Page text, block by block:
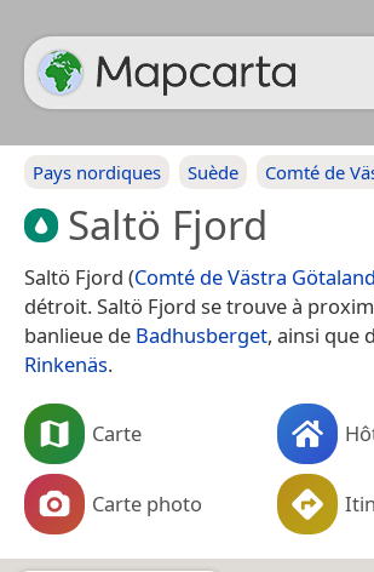
Pays nordiques Suède Comté de
Saltö Fjord
Saltö Fjord (Comté de Västra Götaland
détroit. Saltö Fjord se trouve à
banlieue de Badhusberget, ainsi que
Rinkenäs.
Carte
Carte photo